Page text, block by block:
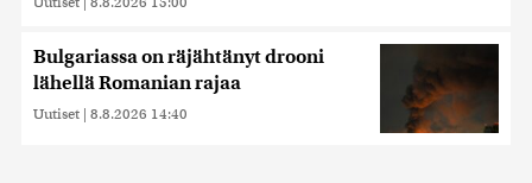
Bulgariassa on räjähtänyt drooni
lähellä Romanian rajaa
Uutiset | 8.8.2026 14:40